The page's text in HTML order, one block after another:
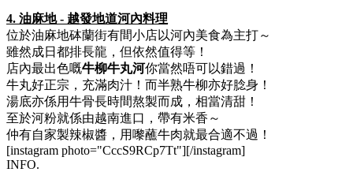
4. 油麻地 - 越發地道河內料理
位於油麻地砵蘭街有間小店以河內美食為主打～
雖然成日都排長龍，但依然值得等！
店內最出色嘅牛柳牛丸河你當然唔可以錯過！
牛丸好正宗，充滿肉汁！而半熟牛柳亦好腍身！
湯底亦係用牛骨長時間熬製而成，相當清甜！
至於河粉就係由越南進口，帶有米香～
仲有自家製辣椒醬，用嚟蘸牛肉就最合適不過！
[instagram photo="CccS9RCp7Tt"][/instagram]
INFO.